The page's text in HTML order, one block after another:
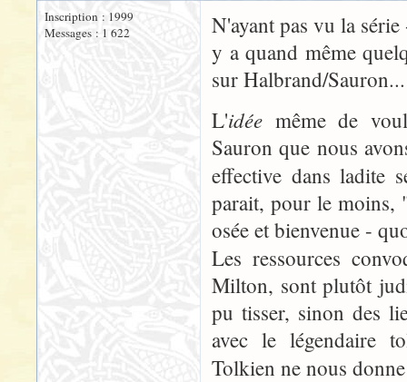
Inscription : 1999
Messages : 1 622
N'ayant pas vu la
y a quand même
sur Halbrand/Sauron...
L'idée même de
Sauron que nous
effective dans ladite
parait, pour le moins,
osée et bienvenue -
Les ressources
Milton, sont plutôt
pu tisser, sinon des
avec le légendaire
Tolkien ne nous